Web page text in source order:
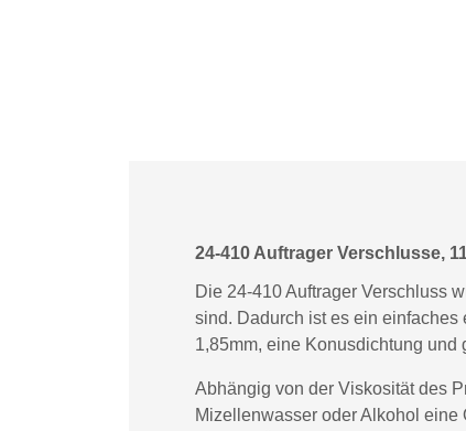
24-410 Auftrager Verschlusse,
Die 24-410 Auftrager Verschluss
sind. Dadurch ist es ein
1,85mm, eine Konusdichtung und
Abhängig von der Viskosität des
Mizellenwasser oder Alkohol eine